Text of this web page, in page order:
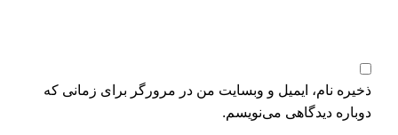
ذخیره نام، ایمیل و وبسایت من در مرورگر برای زمانی که
دوباره دیدگاهی می‌نویسم.